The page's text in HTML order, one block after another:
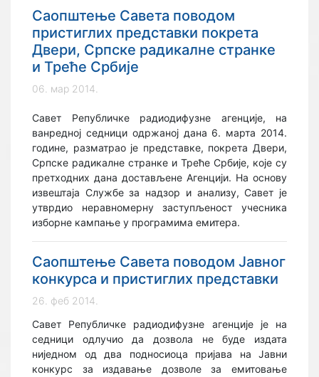
Саопштење Савета поводом
пристиглих представки покрета
Двери, Српске радикалне странке
и Треће Србије
06. мар 2014.
Савет Републичке радиодифузне агенције, на
ванредној седници одржаној дана 6. марта 2014.
године, разматрао је представке, покрета Двери,
Српске радикалне странке и Треће Србије, које су
претходних дана достављене Агенцији. На основу
извештаја Службе за надзор и анализу, Савет је
утврдио неравномерну заступљеност учесника
изборне кампање у програмима емитера.
Саопштење Савета поводом Јавног
конкурса и пристиглих представки
26. феб 2014.
Савет Републичке радиодифузне агенције је на
седници одлучио да дозвола не буде издата
ниједном од два подносиоца пријава на Јавни
конкурс за издавање дозволе за емитовање